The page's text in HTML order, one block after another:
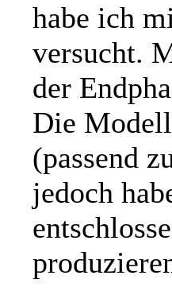
habe ich
versucht.
der
Die
(passend
jedoch